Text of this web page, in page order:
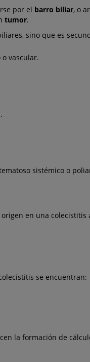
por el barro biliar, o
tumor.
sino que es
vascular.
sistémico o
en una colecistitis
se encuentran:
la formación de